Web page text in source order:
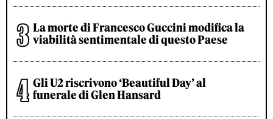
La morte di Francesco Guccini modifica la
viabilità sentimentale di questo Paese
Gli U2 riscrivono ‘Beautiful Day’ al
funerale di Glen Hansard